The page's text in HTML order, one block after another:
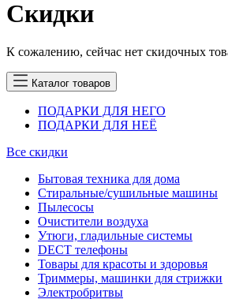
Скидки
К сожалению, сейчас нет скидочных
Каталог товаров
ПОДАРКИ ДЛЯ НЕГО
ПОДАРКИ ДЛЯ НЕЁ
Все скидки
Бытовая техника для дома
Стиральные/сушильные машины
Пылесосы
Очистители воздуха
Утюги, гладильные системы
DECT телефоны
Товары для красоты и здоровья
Триммеры, машинки для стрижки
Электробритвы